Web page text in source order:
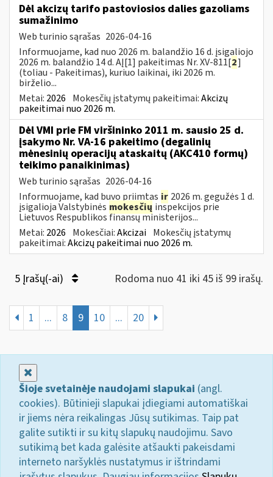
Dėl akcizų tarifo pastoviosios dalies gazoliams
sumažinimo
Web turinio sąrašas 2026-04-16
Informuojame, kad nuo 2026 m. balandžio 16 d. įsigaliojo
2026 m. balandžio 14 d. AĮ[1] pakeitimas Nr. XV-811[2]
(toliau - Pakeitimas), kuriuo laikinai, iki 2026 m.
birželio...
Metai: 2026 Mokesčių įstatymų pakeitimai:Akcizų
pakeitimai nuo 2026 m.
Dėl VMI prie FM viršininko 2011 m. sausio 25 d.
įsakymo Nr. VA-16 pakeitimo (degalinių
mėnesinių operacijų ataskaitų (AKC410 formų)
teikimo panaikinimas)
Web turinio sąrašas 2026-04-16
Informuojame, kad buvo priimtas ir 2026 m. gegužės 1 d.
įsigalioja Valstybinės mokesčių inspekcijos prie
Lietuvos Respublikos finansų ministerijos...
Metai: 2026 Mokesčiai:Akcizai Mokesčių įstatymų
pakeitimai:Akcizų pakeitimai nuo 2026 m.
5 Įrašų(-ai) Rodoma nuo 41 iki 45 iš 99 irašų.
1 ... 8 9 10 ... 20
Šioje svetainėje naudojami slapukai (angl.
cookies). Būtinieji slapukai įdiegiami automatiškai
ir jiems nėra reikalingas Jūsų sutikimas. Taip pat
galite sutikti ir su kitų slapukų naudojimu. Savo
sutikimą bet kada galėsite atšaukti pakeisdami
interneto naršyklės nustatymus ir ištrindami